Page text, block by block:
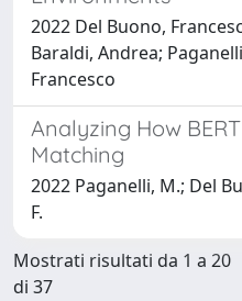
2022 Del Buono,
Baraldi, Andrea;
Francesco
Analyzing How
Matching
2022 Paganelli, M.; Del
F.
Mostrati risultati da 1 a 20
di 37